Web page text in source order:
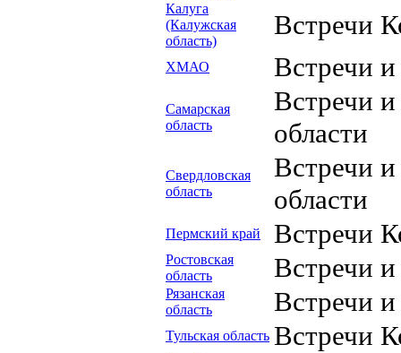
Калуга
(Калужская
область)
Встречи
ХМАО Встречи
Самарская
область
Встречи
области
Свердловская
область
Встречи
области
Пермский край Встречи
Ростовская
область
Встречи
Рязанская
область
Встречи
Тульская область Встречи